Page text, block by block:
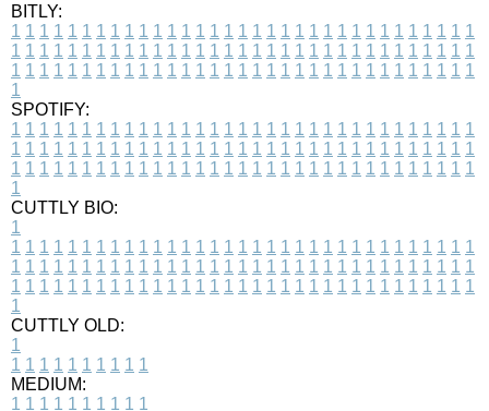
BITLY:
1 1 1 1 1 1 1 1 1 1 1 1 1 1 1 1 1 1 1 1 1 1 1 1 1 1 1 1 1 1 1 1 1
1 1 1 1 1 1 1 1 1 1 1 1 1 1 1 1 1 1 1 1 1 1 1 1 1 1 1 1 1 1 1 1 1
1 1 1 1 1 1 1 1 1 1 1 1 1 1 1 1 1 1 1 1 1 1 1 1 1 1 1 1 1 1 1 1 1
1
SPOTIFY:
1 1 1 1 1 1 1 1 1 1 1 1 1 1 1 1 1 1 1 1 1 1 1 1 1 1 1 1 1 1 1 1 1
1 1 1 1 1 1 1 1 1 1 1 1 1 1 1 1 1 1 1 1 1 1 1 1 1 1 1 1 1 1 1 1 1
1 1 1 1 1 1 1 1 1 1 1 1 1 1 1 1 1 1 1 1 1 1 1 1 1 1 1 1 1 1 1 1 1
1
CUTTLY BIO:
1
1 1 1 1 1 1 1 1 1 1 1 1 1 1 1 1 1 1 1 1 1 1 1 1 1 1 1 1 1 1 1 1 1
1 1 1 1 1 1 1 1 1 1 1 1 1 1 1 1 1 1 1 1 1 1 1 1 1 1 1 1 1 1 1 1 1
1 1 1 1 1 1 1 1 1 1 1 1 1 1 1 1 1 1 1 1 1 1 1 1 1 1 1 1 1 1 1 1 1
1
CUTTLY OLD:
1
1 1 1 1 1 1 1 1 1 1
MEDIUM:
1 1 1 1 1 1 1 1 1 1